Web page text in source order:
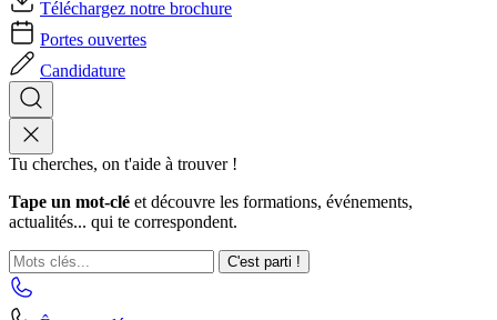
Téléchargez notre brochure
Portes ouvertes
Candidature
Tu cherches, on t'aide à trouver !
Tape un mot-clé et découvre les formations, événements,
actualités... qui te correspondent.
C'est parti !